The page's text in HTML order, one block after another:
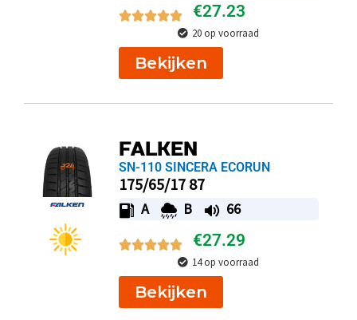
€27.23
20 op voorraad
Bekijken
FALKEN
SN-110 SINCERA ECORUN
175/65/17 87
A B 66
€27.29
14 op voorraad
Bekijken